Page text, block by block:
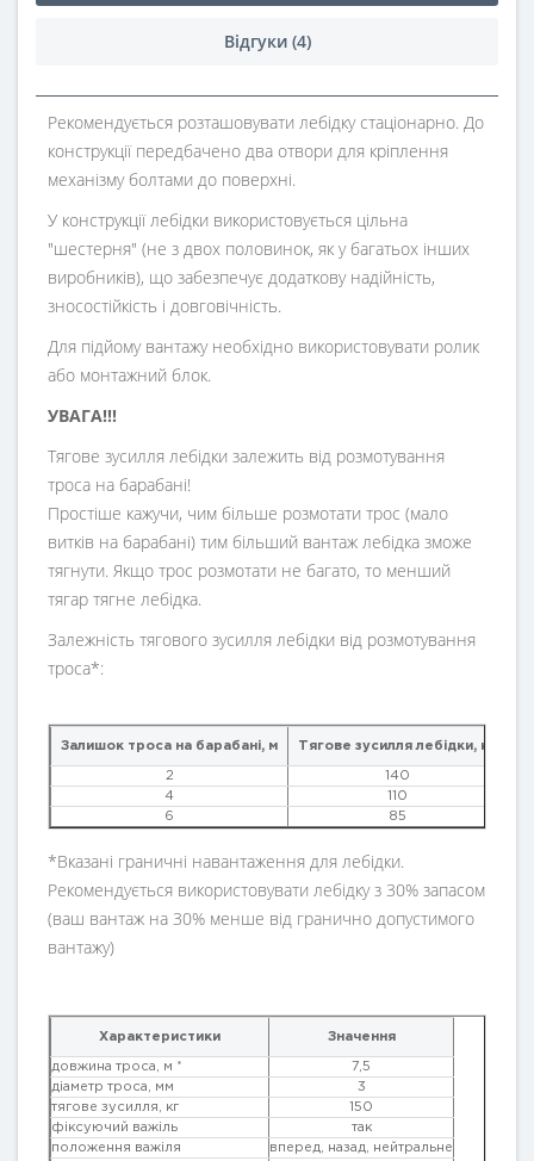
Відгуки (4)
Рекомендується розташовувати лебідку стаціонарно. До
конструкції передбачено два отвори для кріплення
механізму болтами до поверхні.
У конструкції лебідки використовується цільна
"шестерня" (не з двох половинок, як у багатьох інших
виробників), що забезпечує додаткову надійність,
зносостійкість і довговічність.
Для підйому вантажу необхідно використовувати ролик
або монтажний блок.
УВАГА!!!
Тягове зусилля лебідки залежить від розмотування
троса на барабані!
Простіше кажучи, чим більше розмотати трос (мало
витків на барабані) тим більший вантаж лебідка зможе
тягнути. Якщо трос розмотати не багато, то менший
тягар тягне лебідка.
Залежність тягового зусилля лебідки від розмотування
троса*:
Залишок троса на барабані, м Тягове зусилля лебідки, кг
2
140
4
110
6
85
*Вказані граничні навантаження для лебідки.
Рекомендується використовувати лебідку з 30% запасом
(ваш вантаж на 30% менше від гранично допустимого
вантажу)
Характеристики Значення
довжина троса, м *
7,5
діаметр троса, мм
3
тягове зусилля, кг
150
фіксуючий важіль
так
положення важіля
вперед, назад, нейтральне